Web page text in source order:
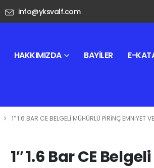
info@yksvalf.com
HAKKIMIZDA BAYILER E-
1″ 1.6 BAR CE BELGELI MÜHÜRLÜ PIRINÇ EMNIYET
1″ 1.6 Bar CE